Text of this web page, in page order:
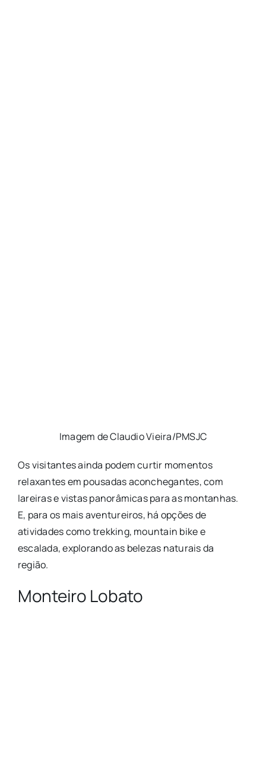
Imagem de Claudio Vieira/PMSJC
Os visitantes ainda podem curtir momentos
relaxantes em pousadas aconchegantes, com
lareiras e vistas panorâmicas para as montanhas.
E, para os mais aventureiros, há opções de
atividades como trekking, mountain bike e
escalada, explorando as belezas naturais da
região.
Monteiro Lobato